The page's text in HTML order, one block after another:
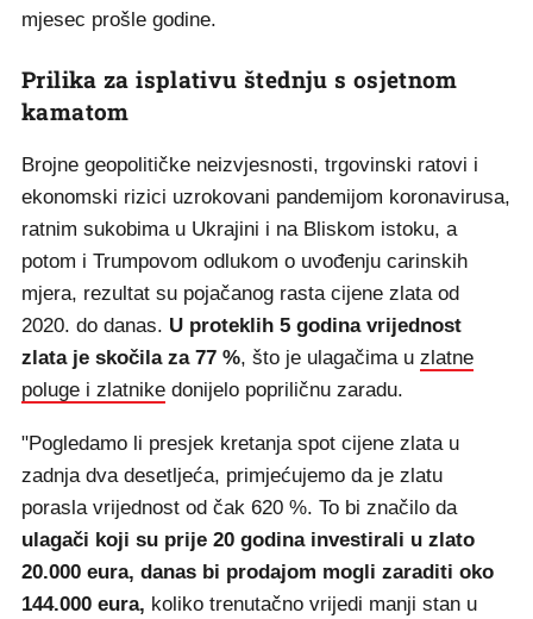
mjesec prošle godine.
Prilika za isplativu štednju s osjetnom
kamatom
Brojne geopolitičke neizvjesnosti, trgovinski ratovi i
ekonomski rizici uzrokovani pandemijom koronavirusa,
ratnim sukobima u Ukrajini i na Bliskom istoku, a
potom i Trumpovom odlukom o uvođenju carinskih
mjera, rezultat su pojačanog rasta cijene zlata od
2020. do danas. U proteklih 5 godina vrijednost
zlata je skočila za 77 %, što je ulagačima u zlatne
poluge i zlatnike donijelo popriličnu zaradu.
"Pogledamo li presjek kretanja spot cijene zlata u
zadnja dva desetljeća, primjećujemo da je zlatu
porasla vrijednost od čak 620 %. To bi značilo da
ulagači koji su prije 20 godina investirali u zlato
20.000 eura, danas bi prodajom mogli zaraditi oko
144.000 eura, koliko trenutačno vrijedi manji stan u